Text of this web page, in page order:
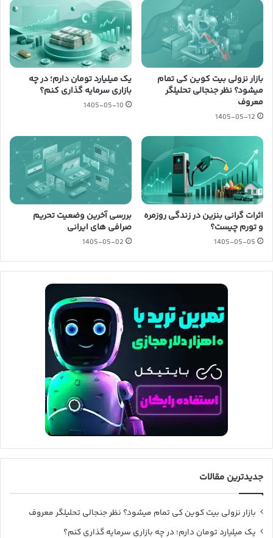
بازار نزولی بیت کوین کی تمام
میشود؟ نظر جنجالی تحلیلگر
معروف
1405-05-12
یک میلیارد تومان دارم؛ در چه
بازاری سرمایه گذاری کنم؟
1405-05-10
اثرات گرانی بنزین در زندگی روزمره
و تورم چیست؟
1405-05-05
بررسی آخرین وضعیت تحریم
صرافی های ایرانی
1405-05-02
جدیدترین مقالات
بازار نزولی بیت کوین کی تمام میشود؟ نظر جنجالی تحلیلگر معروف
یک میلیارد تومان دارم؛ در چه بازاری سرمایه گذاری کنم؟